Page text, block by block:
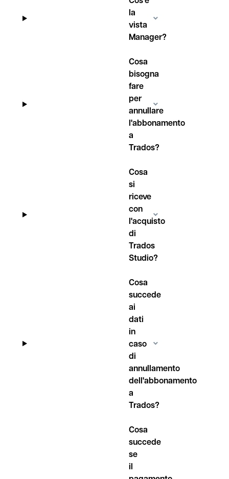
la
vista
Manager?
Cosa
bisogna
fare
per
annullare
l'abbonamento
a
Trados?
Cosa
si
riceve
con
l'acquisto
di
Trados
Studio?
Cosa
succede
ai
dati
in
caso
di
annullamento
dell'abbonamento
a
Trados?
Cosa
succede
se
il